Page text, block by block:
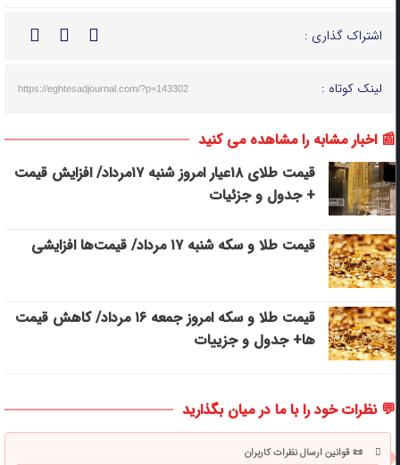
اشتراک گذاری :
لینک کوتاه : https://eghtesadjournal.com/?p=143302
📰 اخبار مشابه را مشاهده می کنید
قیمت طلای ۱۸عیار امروز شنبه ۱۷مرداد/ افزایش قیمت
+ جدول و جزئیات
قیمت طلا و سکه شنبه ۱۷ مرداد/ قیمت‌ها افزایشی
قیمت طلا و سکه امروز جمعه ۱۶ مرداد/ کاهش قیمت
ها+ جدول و جزییات
💬 نظرات خود را با ما در میان بگذارید
📜 قوانین ارسال نظرات کاربران